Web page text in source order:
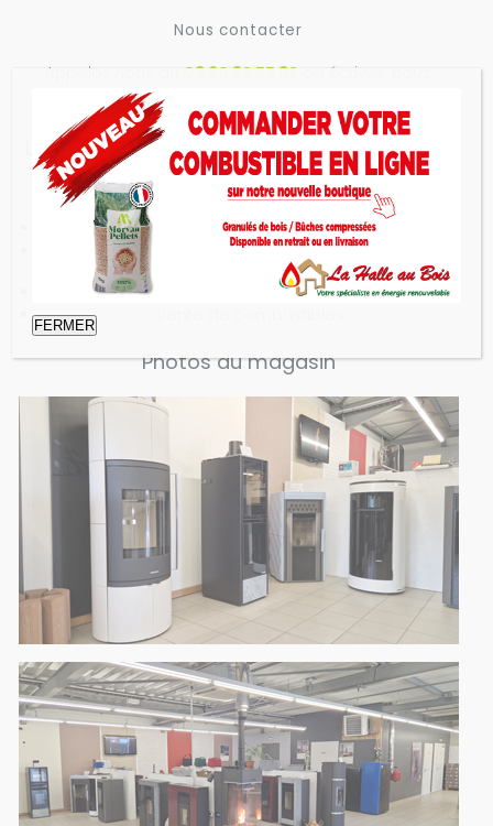
Nous contacter
Appelez nous au 03 60 82 55 32 ou écrivez-nous
chavannes@lahalleaubois.com
Les services proposés dans votre magasin
de Chavannes-sur-l’Etang
Accompagnement complet
Devis personnalisé
Showroom
Photos du magasin
FERMER